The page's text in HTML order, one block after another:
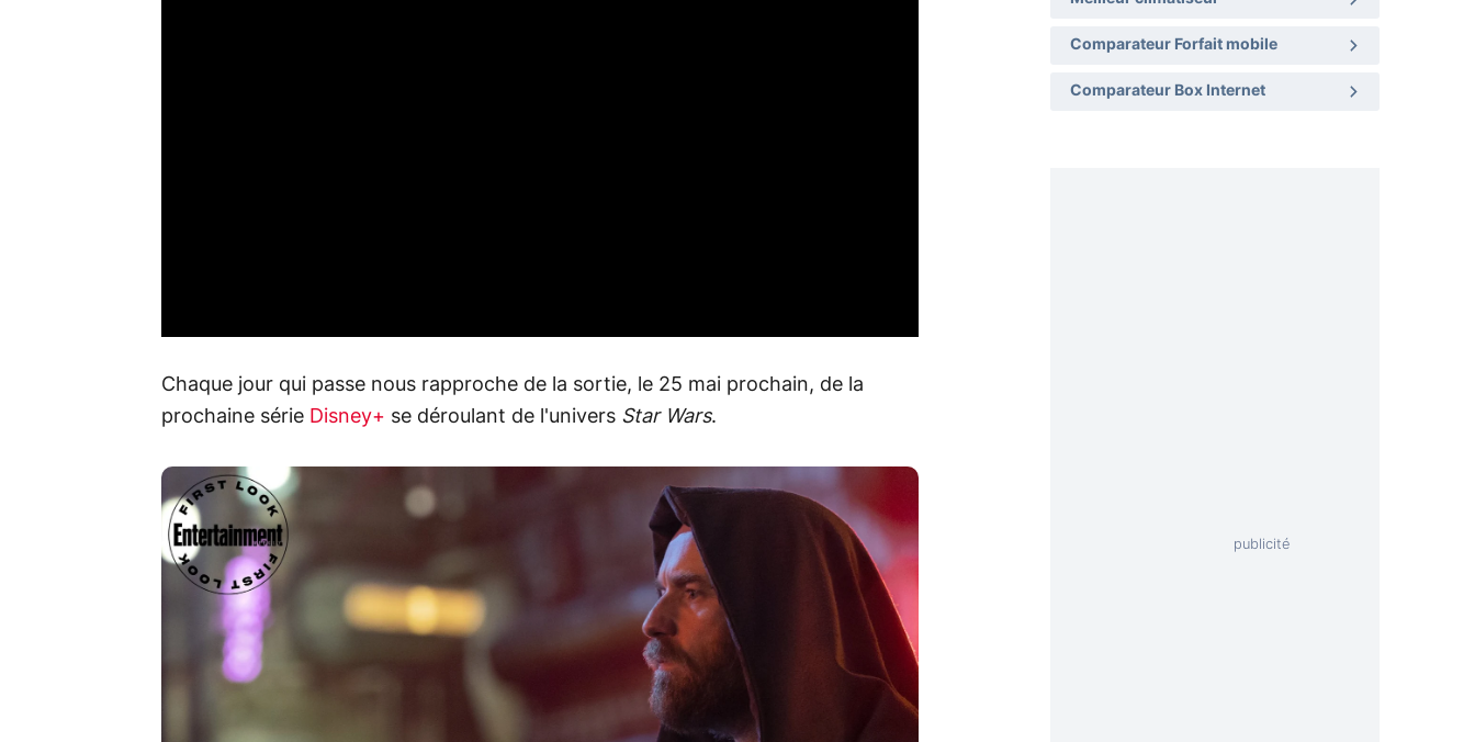
Chaque jour qui passe nous rapproche de la sortie, le 25 mai prochain, de la
prochaine série Disney+ se déroulant de l'univers Star Wars.
Comparateur Forfait mobile
Comparateur Box Internet